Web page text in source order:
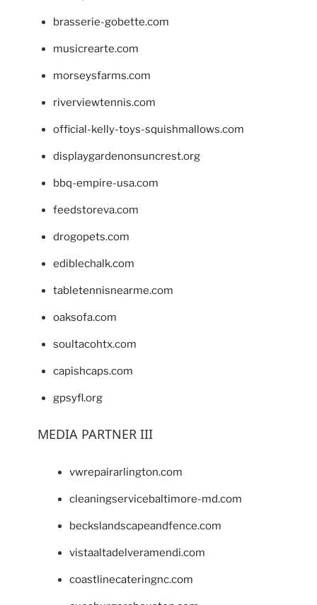
brasserie-gobette.com
musicrearte.com
morseysfarms.com
riverviewtennis.com
official-kelly-toys-squishmallows.com
displaygardenonsuncrest.org
bbq-empire-usa.com
feedstoreva.com
drogopets.com
ediblechalk.com
tabletennisnearme.com
oaksofa.com
soultacohtx.com
capishcaps.com
gpsyfl.org
MEDIA PARTNER III
vwrepairarlington.com
cleaningservicebaltimore-md.com
beckslandscapeandfence.com
vistaaltadelveramendi.com
coastlinecateringnc.com